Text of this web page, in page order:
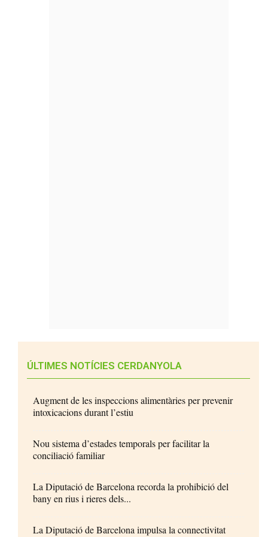
ÚLTIMES NOTÍCIES CERDANYOLA
Augment de les inspeccions alimentàries per prevenir
intoxicacions durant l’estiu
Nou sistema d’estades temporals per facilitar la
conciliació familiar
La Diputació de Barcelona recorda la prohibició del
bany en rius i rieres dels...
La Diputació de Barcelona impulsa la connectivitat